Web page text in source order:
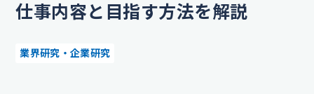
仕事内容と目指す方法を解説
業界研究・企業研究